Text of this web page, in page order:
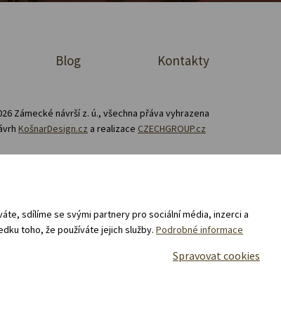
Blog Kontakty
Zámecké návrší z. ú., všechna přáva vyhrazena
KošnarDesign.cz a realizace CZECHGROUP.cz
sdílíme se svými partnery pro sociální média, inzerci a
toho, že používáte jejich služby. Podrobné informace
Spravovat cookies